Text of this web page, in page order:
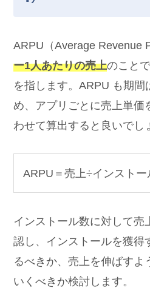
ARPU（Average Revenue
ー1人あたりの売上のこと
を指します。ARPU も期間
め、アプリごとに売上単価
わせて算出すると良いでし
ARPU＝売上÷インストー
インストール数に対して売
認し、インストールを獲得
るべきか、売上を伸ばすよ
いくべきか検討します。